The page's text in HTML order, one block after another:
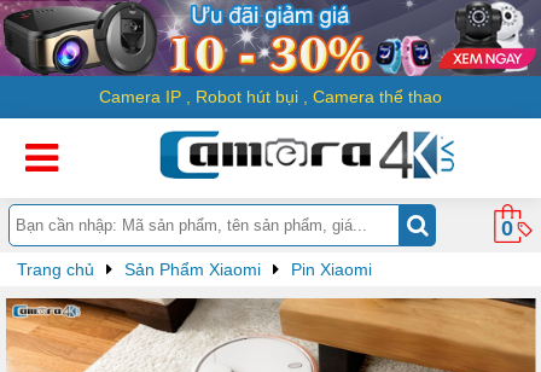
Camera IP Robot hút bụi Camera thể thao
0
Trang chủ Sản Phẩm Xiaomi Pin Xiaomi